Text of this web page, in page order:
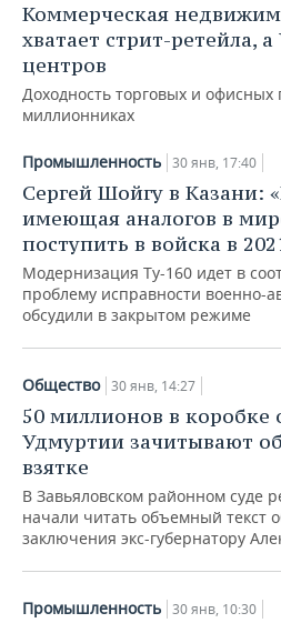
Коммерческая
хватает стрит-ретейла,
центров
Доходность торговых и офисных
миллионниках
Промышленность 30 янв, 17:40
Сергей Шойгу в Казани:
имеющая аналогов в
поступить в войска в
Модернизация Ту-160 идет в
проблему исправности военно-
обсудили в закрытом режиме
Общество 30 янв, 14:27
50 миллионов в коробке
Удмуртии зачитывают
взятке
В Завьяловском районном суде
начали читать объемный текст
заключения экс-губернатору
Промышленность 30 янв, 10:30